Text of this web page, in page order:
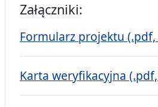
Załączniki:
Formularz projektu (.pdf,
Karta weryfikacyjna (.pdf,